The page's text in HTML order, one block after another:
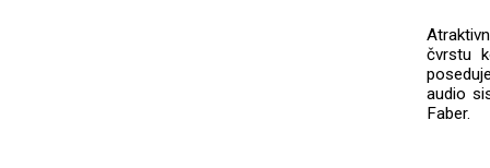
čvrstu
audio
Faber.